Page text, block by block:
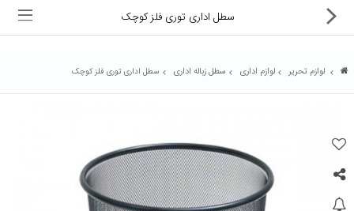
کالای دیجیتال
لوازم التحریر
سطل اداری توری فلز کوچک
لوازم تحریر لوازم اداری سطل زباله اداری سطل اداری توری فلز کوچک